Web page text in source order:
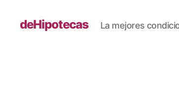
deHipotecas La mejores